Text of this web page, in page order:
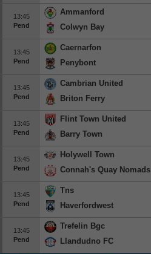
13:45
Pend
Ammanford
Colwyn Bay
13:45
Pend
Caernarfon
Penybont
13:45
Pend
Cambrian United
Briton Ferry
13:45
Pend
Flint Town United
Barry Town
13:45
Pend
Holywell Town
Connah's Quay Nomads
13:45
Pend
Tns
Haverfordwest
13:45
Pend
Trefelin Bgc
Llandudno FC